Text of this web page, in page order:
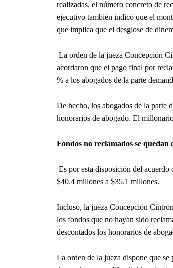
realizadas, el número concreto de
ejecutivo también indicó que el
que implica que el desglose de
La orden de la jueza Concepción
acordaron que el pago final por
% a los abogados de la parte
De hecho, los abogados de la parte
honorarios de abogado. El
Fondos no reclamados se quedan
Es por esta disposición del
$40.4 millones a $35.1 millones.
Incluso, la jueza Concepción
los fondos que no hayan sido
descontados los honorarios de
La orden de la jueza dispone que